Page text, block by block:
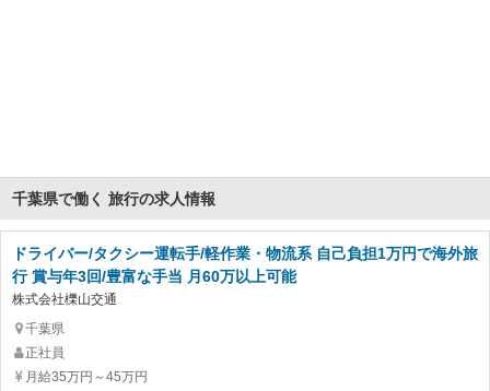
千葉県で働く 旅行の求人情報
ドライバー/タクシー運転手/軽作業・物流系 自己負担1万円で海外旅
行 賞与年3回/豊富な手当 月60万以上可能
株式会社櫟山交通
千葉県
正社員
月給35万円～45万円